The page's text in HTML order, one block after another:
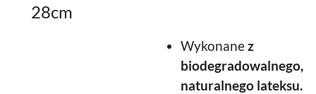
28cm
Wykonanez
biodegradowalnego,
naturalnego lateksu.